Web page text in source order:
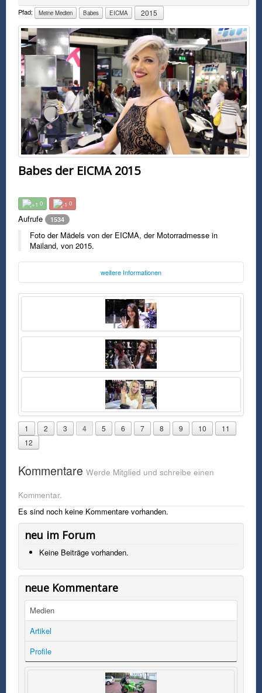
Pfad: Meine Medien Babes EICMA 2015
Babes der EICMA 2015
0 0
Aufrufe 1534
Foto der Mädels von der EICMA, der Motorradmesse in
Mailand, von 2015.
weitere Informationen
Foto:EICMA
Montag, 30. November 2015 10:31 Uhr
Foto der Mädels von der EICMA, der Motorradmesse in Mailand, von
2015.
1 2 3 4 5 6 7 8 9 10
11
12
Kommentare Werde Mitglied und schreibe einen
Kommentar.
Es sind noch keine Kommentare vorhanden.
neu im Forum
Keine Beiträge vorhanden.
neue Kommentare
Medien
Artikel
Profile